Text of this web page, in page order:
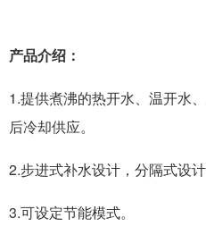
产品介绍：
1.提供煮沸的热开水、温开水
后冷却供应。
2.步进式补水设计，分隔式设
3.可设定节能模式。